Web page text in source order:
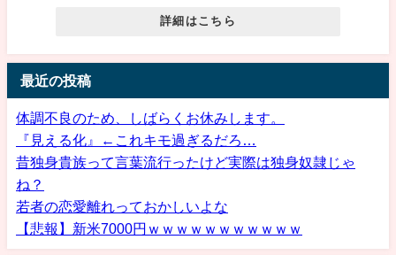
詳細はこちら
最近の投稿
体調不良のため、しばらくお休みします。
『見える化』←これキモ過ぎるだろ…
昔独身貴族って言葉流行ったけど実際は独身奴隷じゃ
ね？
若者の恋愛離れっておかしいよな
【悲報】新米7000円ｗｗｗｗｗｗｗｗｗｗｗ